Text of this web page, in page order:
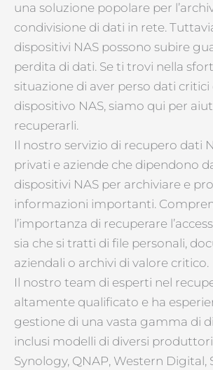
una soluzione popolare per
condivisione di dati in rete.
dispositivi NAS possono subire
perdita di dati. Se ti trovi nella
situazione di aver perso dati critici
dispositivo NAS, siamo qui per
recuperarli.
Il nostro servizio di recupero dati
privati e aziende che dipendono
dispositivi NAS per archiviare e
informazioni importanti.
l’importanza di recuperare
sia che si tratti di file personali,
aziendali o archivi di valore critico.
Il nostro team di esperti nel
altamente qualificato e ha
gestione di una vasta gamma di
inclusi modelli di diversi
Synology, QNAP, Western Digital,